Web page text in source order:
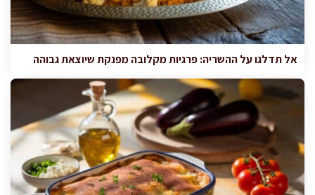
אל תדלגו על ההשריה: פרגיות מקלובה מפנקת שיוצאת גבוהה